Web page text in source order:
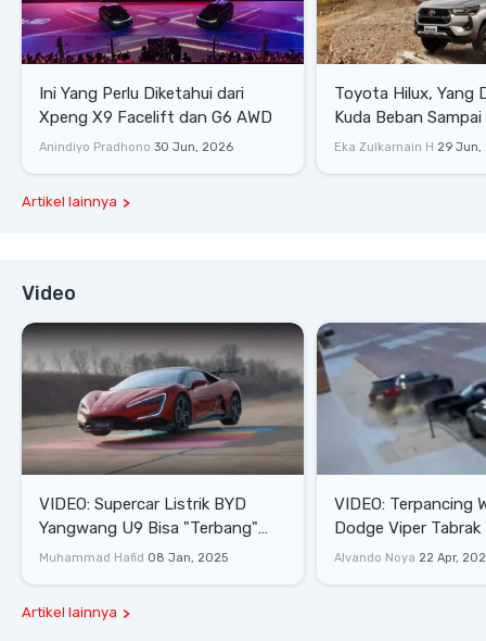
Ini Yang Perlu Diketahui dari
Xpeng X9 Facelift dan G6 AWD
Anindiyo Pradhono 30 Jun, 2026
Toyota Hilux, Yang
Kuda Beban
Lifestyle
Eka Zulkarnain H 29 Jun,
Artikel lainnya
Video
VIDEO: Supercar Listrik BYD
Yangwang U9 Bisa "Terbang"
Lewati Rintangan
Muhammad Hafid 08 Jan, 2025
VIDEO: Terpancing
Dodge Viper Tabrak
Saat Burnout
Alvando Noya 22 Apr,
Artikel lainnya